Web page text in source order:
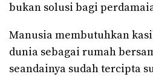
bukan solusi bagi
Manusia membutuhkan
dunia sebagai rumah
seandainya sudah tercipta